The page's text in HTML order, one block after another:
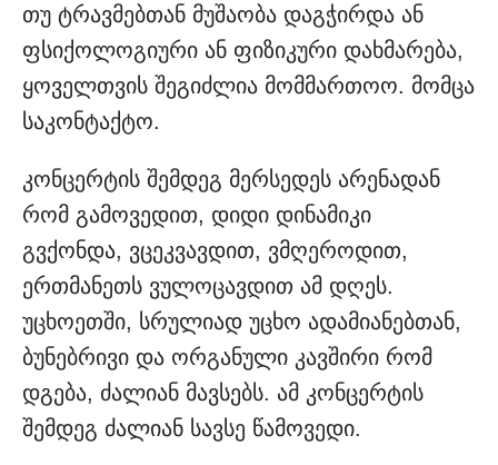
თუ ტრავმებთან მუშაობა დაგჭირდა ან
ფსიქოლოგიური ან ფიზიკური დახმარება,
ყოველთვის შეგიძლია მომმართოო. მომცა
საკონტაქტო.
კონცერტის შემდეგ მერსედეს არენადან
რომ გამოვედით, დიდი დინამიკი
გვქონდა, ვცეკვავდით, ვმღეროდით,
ერთმანეთს ვულოცავდით ამ დღეს.
უცხოეთში, სრულიად უცხო ადამიანებთან,
ბუნებრივი და ორგანული კავშირი რომ
დგება, ძალიან მავსებს. ამ კონცერტის
შემდეგ ძალიან სავსე წამოვედი.